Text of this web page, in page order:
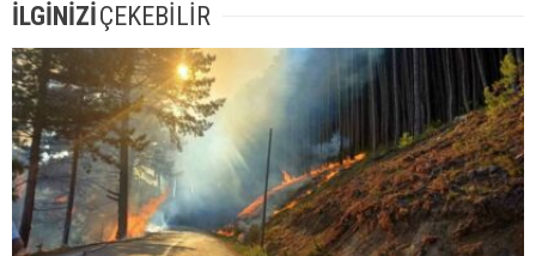
İLGİNİZİÇEKEBİLİR